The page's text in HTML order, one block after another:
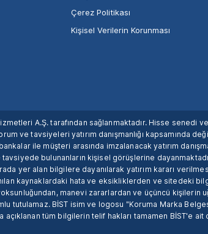
Çerez Politikası
Kişisel Verilerin Korunması
A.Ş. tarafından sağlanmaktadır. Hisse senedi
ve tavsiyeleri yatırım danışmanlığı kapsamında
ile müşteri arasında imzalanacak yatırım
bulunanların kişisel görüşlerine
yer alan bilgilere dayanılarak yatırım kararı
kaynaklardaki hata ve eksikliklerden ve sitedeki
manevi zararlardan ve üçüncü kişilerin
tutulamaz. BİST isim ve logosu "Koruma Marka
tüm bilgilerin telif hakları tamamen BİST'e ait